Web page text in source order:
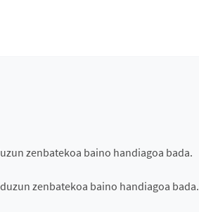
zenbatekoa baino handiagoa bada.
zenbatekoa baino handiagoa bada.